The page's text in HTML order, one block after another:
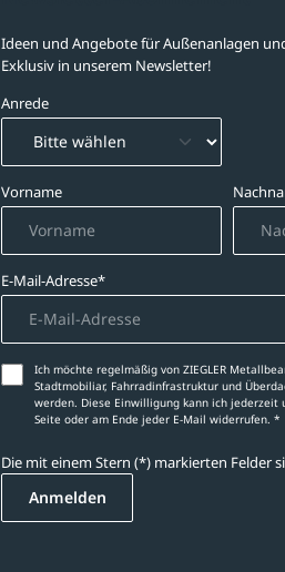
Ideen und Angebote für Außenanlagen
Exklusiv in unserem Newsletter!
Anrede
Vorname
E-Mail-Adresse*
Ich möchte regelmäßig von ZIEGLER
Stadtmobiliar, Fahrradinfrastruktur und
werden. Diese Einwilligung kann ich jederzeit
Seite oder am Ende jeder E-Mail widerrufen. *
Die mit einem Stern (*) markierten Felder
Anmelden